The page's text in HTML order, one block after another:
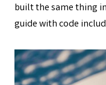
built the same thing
guide with code